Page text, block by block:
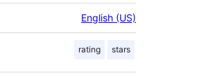
English (US)
rating stars